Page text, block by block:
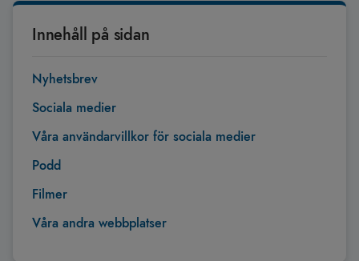
Innehåll på sidan
Nyhetsbrev
Sociala medier
Våra användarvillkor för sociala medier
Podd
Filmer
Våra andra webbplatser